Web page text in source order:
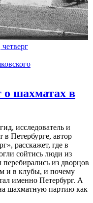
четверг
о шахматах в
исследователь и
в Петербурге, автор
расскажет, где в
сойтись люди из
из дворцов
и в клубы, и почему
именно Петербург. А
шахматную партию как